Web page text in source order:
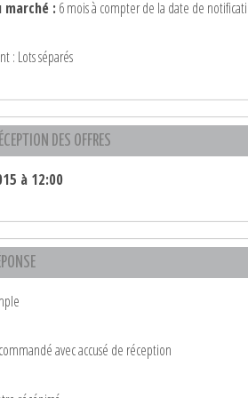
marché : 6 mois à compter de la date de
: Lots séparés
DES OFFRES
à 12:00
avec accusé de réception